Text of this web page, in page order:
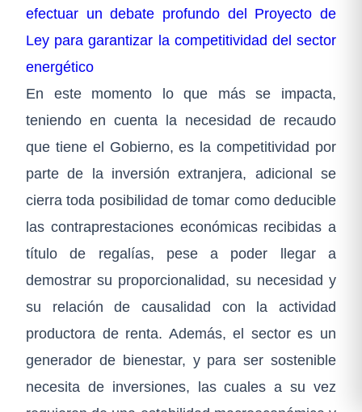
efectuar un debate profundo del Proyecto de
Ley para garantizar la competitividad del sector
energético
En este momento lo que más se impacta,
teniendo en cuenta la necesidad de recaudo
que tiene el Gobierno, es la competitividad por
parte de la inversión extranjera, adicional se
cierra toda posibilidad de tomar como deducible
las contraprestaciones económicas recibidas a
título de regalías, pese a poder llegar a
demostrar su proporcionalidad, su necesidad y
su relación de causalidad con la actividad
productora de renta. Además, el sector es un
generador de bienestar, y para ser sostenible
necesita de inversiones, las cuales a su vez